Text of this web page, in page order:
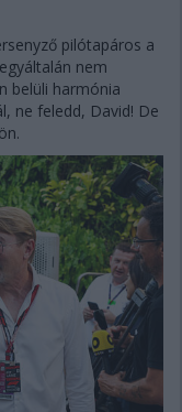
pilótapáros a
nem
belüli harmónia
ne feledd, David! De